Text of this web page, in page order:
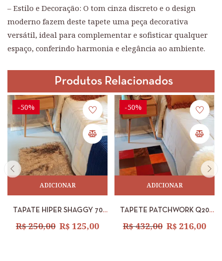
– Estilo e Decoração: O tom cinza discreto e o design
moderno fazem deste tapete uma peça decorativa
versátil, ideal para complementar e sofisticar qualquer
espaço, conferindo harmonia e elegância ao ambiente.
Produtos Relacionados
-50%
ADICIONAR
TAPATE HIPER SHAGGY 70
R$250,00 R$ 125,00
-50%
ADICIONAR
TAPETE PATCHWORK Q20
R$432,00 R$ 216,00